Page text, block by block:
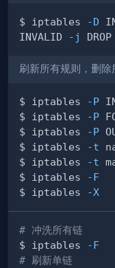
$ iptables -D
INVALID
-j
刷新所有规则，删
$ iptables -P
$ iptables
-P
$ iptables
-P
$ iptables
-t
$ iptables
-t
$ iptables
-F
$ iptables
-X
# 冲洗所有链
$ iptables
-F
# 刷新单链